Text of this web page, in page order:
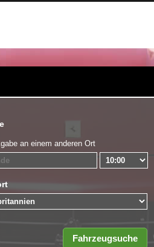
an einem anderen Ort